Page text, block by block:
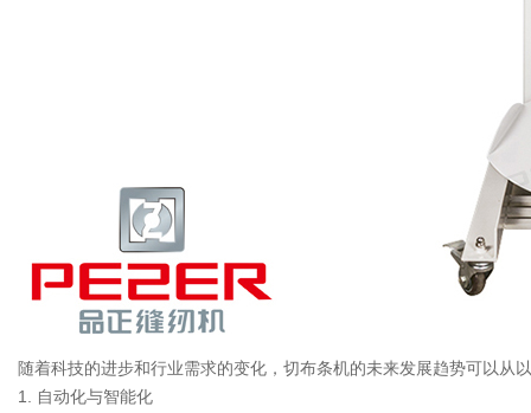
随着科技的进步和行业需求的变化，切布条机的未来发展趋势可以从
1. 自动化与智能化